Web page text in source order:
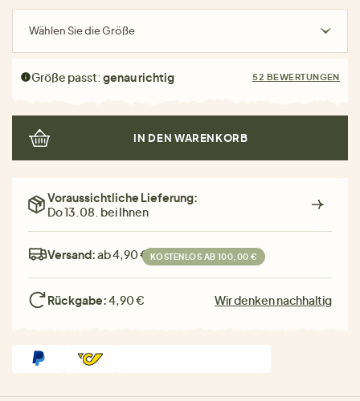
Wählen Sie die Größe
Größe passt:genau richtig 52 BEWERTUNGEN
IN DEN WARENKORB
Voraussichtliche Lieferung:
Do 13.08. bei Ihnen
Versand:ab 4,90 € KOSTENLOS AB 100,00 €
Rückgabe:4,90 € Wir denken nachhaltig